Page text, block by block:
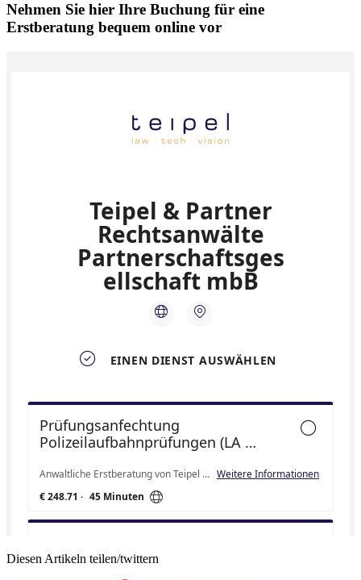
Nehmen Sie hier Ihre Buchung für eine
Erstberatung bequem online vor
Diesen Artikeln teilen/twittern